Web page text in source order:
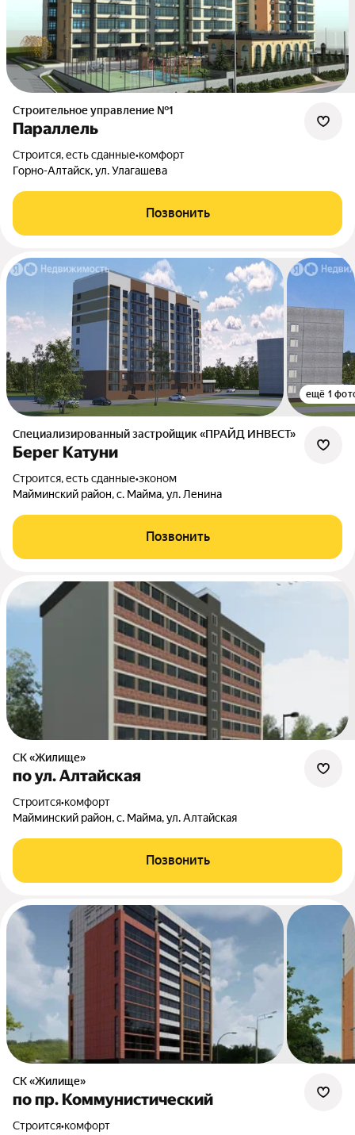
Строительное управление №1
Параллель
Строится, есть сданные•комфорт
Горно-Алтайск, ул. Улагашева
Позвонить
ещё 1
Специализированный застройщик «ПРАЙД ИНВЕСТ»
Берег Катуни
Строится, есть сданные•эконом
Майминский район, с. Майма, ул. Ленина
Позвонить
СК «Жилище»
по ул. Алтайская
Строится•комфорт
Майминский район, с. Майма, ул. Алтайская
Позвонить
СК «Жилище»
по пр. Коммунистический
Строится•комфорт